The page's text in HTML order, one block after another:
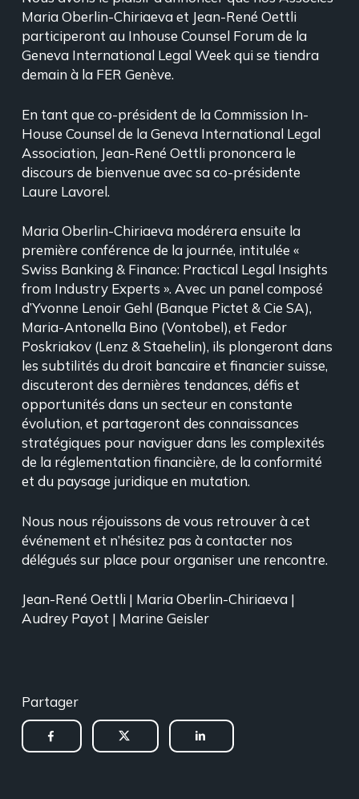
Maria Oberlin-Chiriaeva et Jean-René Oettli
participeront au Inhouse Counsel Forum de la
Geneva International Legal Week qui se tiendra
demain à la FER Genève.
En tant que co-président de la Commission In-
House Counsel de la Geneva International Legal
Association, Jean-René Oettli prononcera le
discours de bienvenue avec sa co-présidente
Laure Lavorel.
Maria Oberlin-Chiriaeva modérera ensuite la
première conférence de la journée, intitulée «
Swiss Banking & Finance: Practical Legal Insights
from Industry Experts ». Avec un panel composé
d’Yvonne Lenoir Gehl (Banque Pictet & Cie SA),
Maria-Antonella Bino (Vontobel), et Fedor
Poskriakov (Lenz & Staehelin), ils plongeront dans
les subtilités du droit bancaire et financier suisse,
discuteront des dernières tendances, défis et
opportunités dans un secteur en constante
évolution, et partageront des connaissances
stratégiques pour naviguer dans les complexités
de la réglementation financière, de la conformité
et du paysage juridique en mutation.
Nous nous réjouissons de vous retrouver à cet
événement et n’hésitez pas à contacter nos
délégués sur place pour organiser une rencontre.
Jean-René Oettli | Maria Oberlin-Chiriaeva |
Audrey Payot | Marine Geisler
Partager